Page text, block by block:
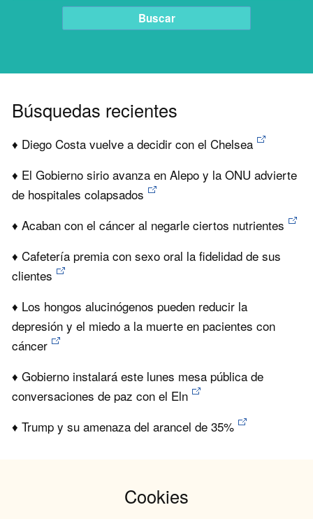
Buscar
Búsquedas recientes
♦ Diego Costa vuelve a decidir con el Chelsea
♦ El Gobierno sirio avanza en Alepo y la ONU advierte
de hospitales colapsados
♦ Acaban con el cáncer al negarle ciertos nutrientes
♦ Cafetería premia con sexo oral la fidelidad de sus
clientes
♦ Los hongos alucinógenos pueden reducir la
depresión y el miedo a la muerte en pacientes con
cáncer
♦ Gobierno instalará este lunes mesa pública de
conversaciones de paz con el Eln
♦ Trump y su amenaza del arancel de 35%
Cookies